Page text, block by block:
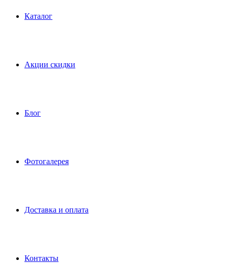
Каталог
Акции скидки
Блог
Фотогалерея
Доставка и оплата
Контакты